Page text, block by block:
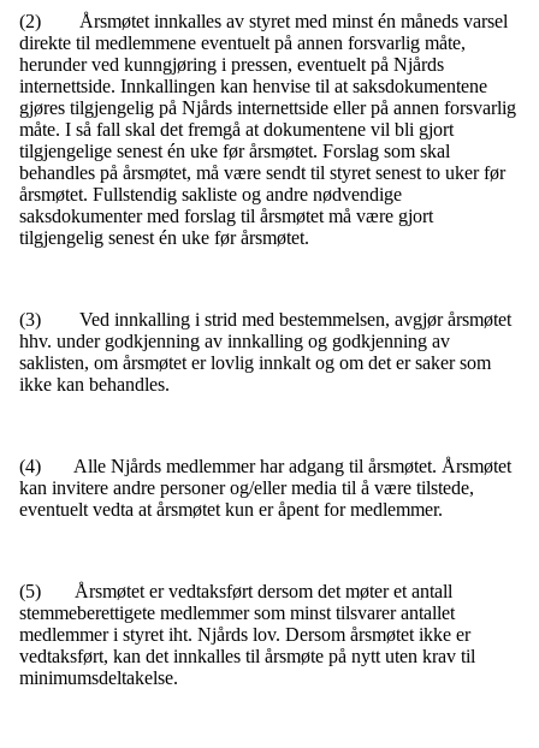
(2) Årsmøtet innkalles av styret med minst én måneds varsel
direkte til medlemmene eventuelt på annen forsvarlig måte,
herunder ved kunngjøring i pressen, eventuelt på Njårds
internettside. Innkallingen kan henvise til at saksdokumentene
gjøres tilgjengelig på Njårds internettside eller på annen forsvarlig
måte. I så fall skal det fremgå at dokumentene vil bli gjort
tilgjengelige senest én uke før årsmøtet. Forslag som skal
behandles på årsmøtet, må være sendt til styret senest to uker før
årsmøtet. Fullstendig sakliste og andre nødvendige
saksdokumenter med forslag til årsmøtet må være gjort
tilgjengelig senest én uke før årsmøtet.
(3) Ved innkalling i strid med bestemmelsen, avgjør årsmøtet
hhv. under godkjenning av innkalling og godkjenning av
saklisten, om årsmøtet er lovlig innkalt og om det er saker som
ikke kan behandles.
(4) Alle Njårds medlemmer har adgang til årsmøtet. Årsmøtet
kan invitere andre personer og/eller media til å være tilstede,
eventuelt vedta at årsmøtet kun er åpent for medlemmer.
(5) Årsmøtet er vedtaksført dersom det møter et antall
stemmeberettigete medlemmer som minst tilsvarer antallet
medlemmer i styret iht. Njårds lov. Dersom årsmøtet ikke er
vedtaksført, kan det innkalles til årsmøte på nytt uten krav til
minimumsdeltakelse.